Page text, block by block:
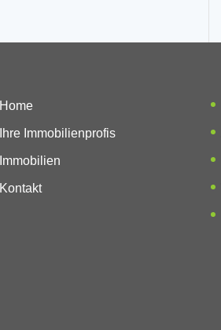
Home
Ihre Immobilienprofis
Immobilien
Kontakt